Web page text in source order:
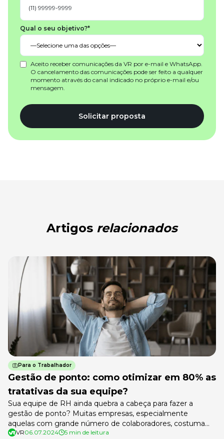
Qual o seu objetivo?*
Aceito receber comunicações da VR por e-mail e WhatsApp.
O cancelamento das comunicações pode ser feito a qualquer
momento através do canal indicado no próprio e-mail e/ou
mensagem.
Solicitar proposta
Artigos relacionados
Para o Trabalhador
Gestão de ponto: como otimizar em 80% as
tratativas da sua equipe?
Sua equipe de RH ainda quebra a cabeça para fazer a
gestão de ponto? Muitas empresas, especialmente
aquelas com grande número de colaboradores, costumam
receber um alto volume de solicitações de ajuste. E se não
VR06.07.2024 5 min de leitura